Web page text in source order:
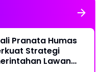
Pranata Humas
Strategi
Lawan